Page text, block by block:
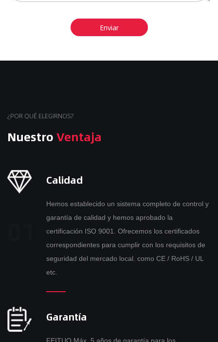
¿POR QUÉ ELEGIRNOS?
NuestroVentaja
Calidad
Hemos establecido un sistema completo de control y
garantía de calidad y hemos aprobado la
certificación ISO 9001. Ofrecemos los certificados
correspondientes para cumplir con los requisitos de
seguridad del mercado local. como CE / RoHS / UL
etc.
Garantía